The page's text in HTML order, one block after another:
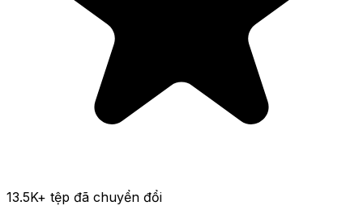
13.5K+ tệp đã chuyển đổi